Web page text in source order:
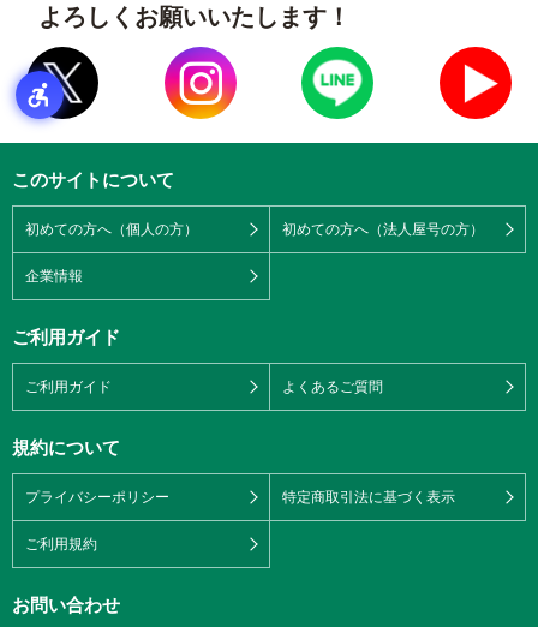
よろしくお願いいたします！
このサイトについて
初めての方へ（個人の方） 初めての方へ（法人屋号の方）
企業情報
ご利用ガイド
ご利用ガイド よくあるご質問
規約について
プライバシーポリシー 特定商取引法に基づく表示
ご利用規約
お問い合わせ